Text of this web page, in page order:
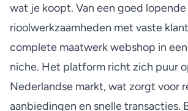
wat je koopt. Van een goed
rioolwerkzaamheden met vaste
complete maatwerk webshop in
niche. Het platform richt zich puur
Nederlandse markt, wat zorgt voor
aanbiedingen en snelle transacties.